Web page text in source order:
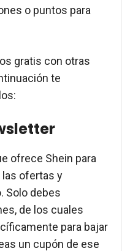
o puntos para
gratis con otras
te
ofrece Shein para
ofertas y
Solo debes
de los cuales
para bajar
un cupón de ese